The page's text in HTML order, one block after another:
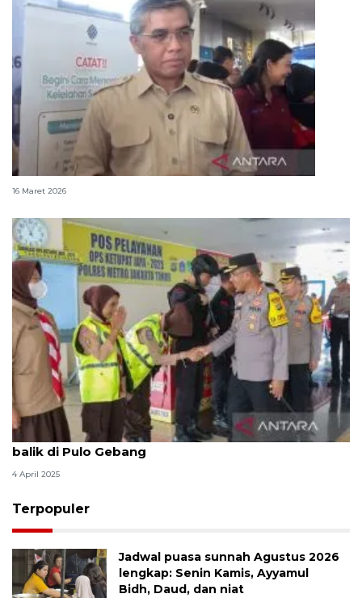
Menaker pantau Terminal Pulo Gebang Jaktim
16 Maret 2026
Kapolres Metro Jaktim tinjau pos pelayanan arus
balik di Pulo Gebang
4 April 2025
Terpopuler
Jadwal puasa sunnah Agustus 2026
lengkap: Senin Kamis, Ayyamul
Bidh, Daud, dan niat